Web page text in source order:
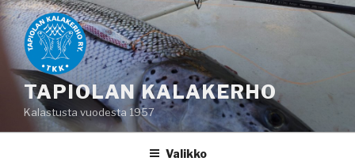
Siirry
sisältöön
TAPIOLAN KALAKERHO
Kalastusta vuodesta 1957
Valikko